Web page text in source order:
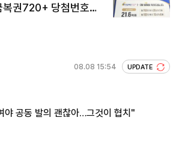
권720+ 당첨번호조
08.08 15:54 UPDATE
공동 발의 괜찮아…그것이 협치"